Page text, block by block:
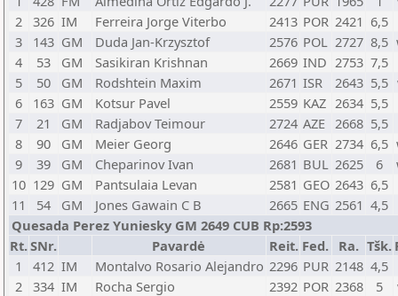
2
326 IM Ferreira Jorge Viterbo 2413 POR 2421 6,5
3
143 GM Duda Jan-Krzysztof 2576 POL 2727 8,5
4
53 GM Sasikiran Krishnan 2669 IND 2753 7,5
5
50 GM Rodshtein Maxim 2671 ISR 2643 5,5
6
163 GM Kotsur Pavel 2559 KAZ 2634 5,5
7
21 GM Radjabov Teimour 2724 AZE 2668 5,5
8
90 GM Meier Georg 2646 GER 2734 6,5
9
39 GM Cheparinov Ivan 2681 BUL 2625 6
10 129 GM Pantsulaia Levan 2581 GEO 2643 6,5
11
54 GM Jones Gawain C B 2665 ENG 2561 4,5
Quesada Perez Yuniesky GM 2649 CUB Rp:2593
Rt.SNr. Pavardė Reit. Fed. Ra. Tšk.
1
412 IM Montalvo Rosario Alejandro 2296 PUR 2148 4,5
2
334 IM Rocha Sergio 2392 POR 2368 5